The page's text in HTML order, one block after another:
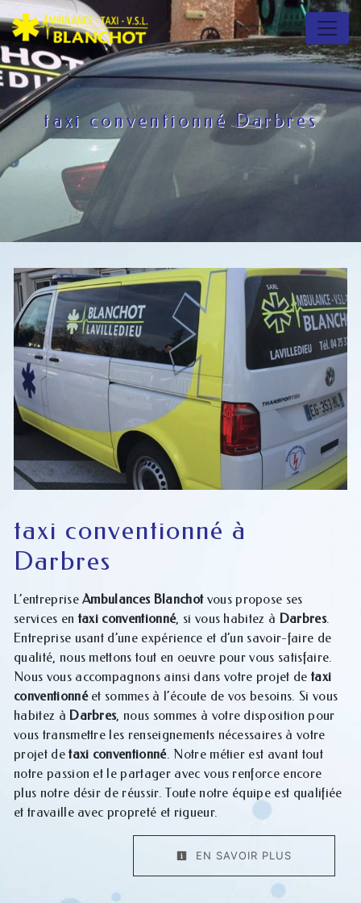
Panneau de gestion des cookies
taxi conventionné Darbres
taxi conventionné à
Darbres
L’entrepriseAmbulances Blanchotvous propose ses
services en taxi conventionné, si vous habitez à Darbres.
Entreprise usant d’une expérience et d’un savoir-faire de
qualité, nous mettons tout en oeuvre pour vous satisfaire.
Nous vous accompagnons ainsi dans votre projet detaxi
conventionnéet sommes à l’écoute de vos besoins. Si vous
habitez à Darbres, nous sommes à votre disposition pour
vous transmettre les renseignements nécessaires à votre
projet detaxi conventionné. Notre métier est avant tout
notre passion et le partager avec vous renforce encore
plus notre désir de réussir. Toute notre équipe est qualifiée
et travaille avec propreté et rigueur.
EN SAVOIR PLUS